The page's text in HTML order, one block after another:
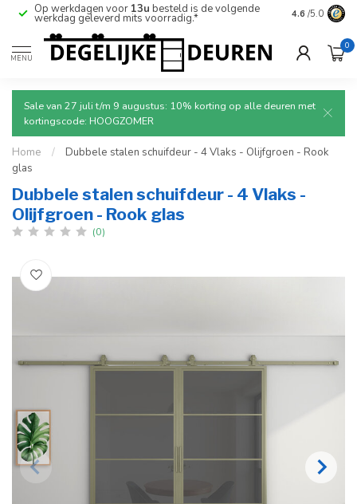
Op werkdagen voor 13u besteld is de volgende
werkdag geleverd mits voorradig.*
Ruim aanbod
deuren.
4.6 /5.0
MENU
0
Sale van 27 juli t/m 9 augustus: 10% korting op alle deuren met
kortingscode: HOOGZOMER
Home /
Dubbele stalen schuifdeur - 4 Vlaks - Olijfgroen - Rook
glas
Dubbele stalen schuifdeur - 4 Vlaks -
Olijfgroen - Rook glas
(0)